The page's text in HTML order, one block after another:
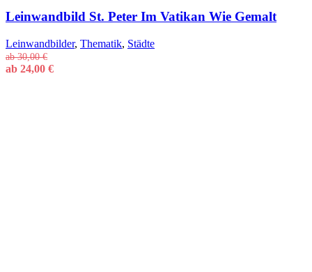
Leinwandbild St. Peter Im Vatikan Wie Gemalt
Leinwandbilder, Thematik, Städte
ab30,00€
ab 24,00 €